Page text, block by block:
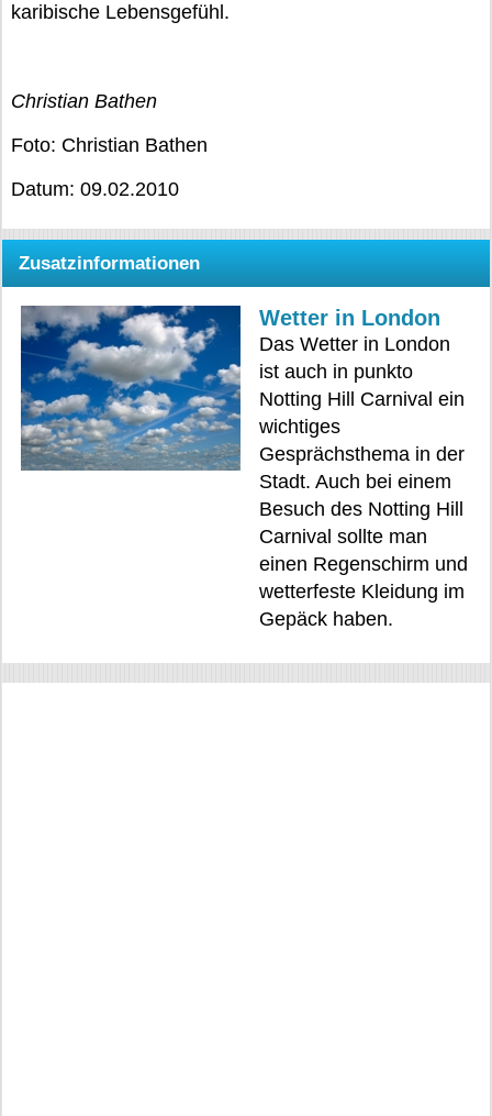
karibische Lebensgefühl.
Christian Bathen
Foto: Christian Bathen
Datum: 09.02.2010
Zusatzinformationen
Wetter in London
Das Wetter in London
ist auch in punkto
Notting Hill Carnival ein
wichtiges
Gesprächsthema in der
Stadt. Auch bei einem
Besuch des Notting Hill
Carnival sollte man
einen Regenschirm und
wetterfeste Kleidung im
Gepäck haben.